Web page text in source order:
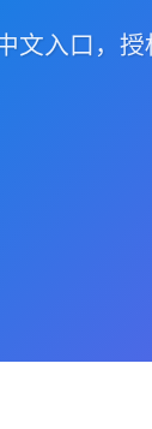
文入口，